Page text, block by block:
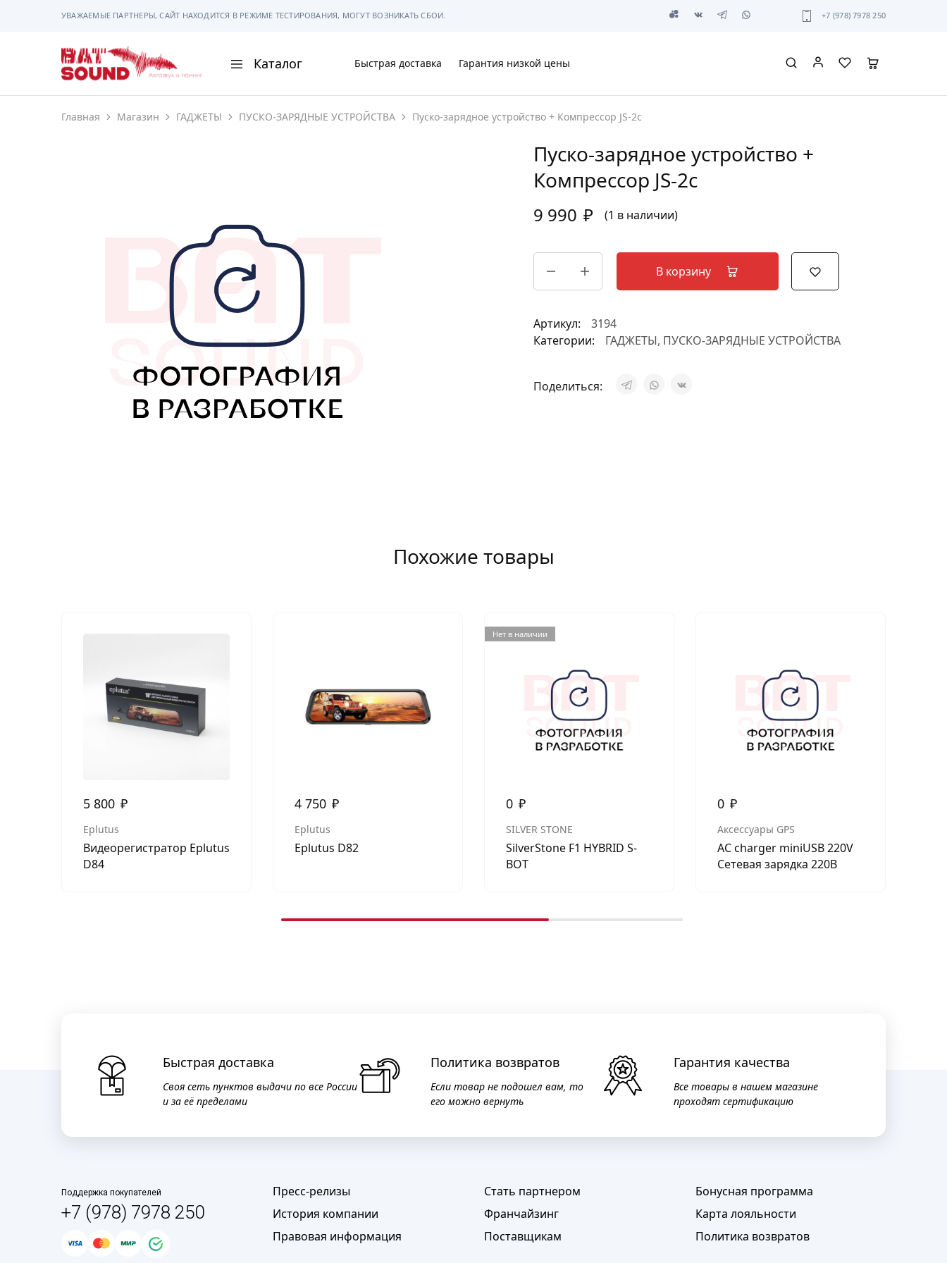
УВАЖАЕМЫЕ ПАРТНЕРЫ, САЙТ НАХОДИТСЯ В РЕЖИМЕ ТЕСТИРОВАНИЯ, МОГУТ ВОЗНИКАТЬ СБОИ. +7 (978) 7978 250
BAT
Sound
Каталог
АВТОМАГНИТОЛЫ
ГАДЖЕТЫ
СИГНАЛИЗАЦИИ
ПОМОЩЬ ПРИ ПАРКОВКЕ
МУЗЫКАЛЬНЫЕ АКСЕССУАРЫ
САБВУФЕРЫ
ШУМОИЗОЛЯЦИЯ
Быстрая доставка Гарантия низкой цены
Главная Магазин ГАДЖЕТЫ ПУСКО-ЗАРЯДНЫЕ УСТРОЙСТВА Пуско-зарядное устройство + Компрессор JS-2с
Пуско-зарядное устройство +
Компрессор JS-2с
9 990 ₽ (1 в наличии)
В корзину
Артикул:
3194
Категории:
ГАДЖЕТЫ, ПУСКО-ЗАРЯДНЫЕ УСТРОЙСТВА
Поделиться:
Похожие товары
5 800 ₽
Eplutus
Видеорегистратор Eplutus
D84
4 750 ₽
Eplutus
Eplutus D82
Нет в наличии
0 ₽
SILVER STONE
SilverStone F1 HYBRID S-
BOT
0 ₽
Аксессуары GPS
AC charger miniUSB 220V
Сетевая зарядка 220В
Быстрая доставка
Своя сеть пунктов выдачи по все России
и за её пределами
Политика возвратов
Если товар не подошел вам, то
его можно вернуть
Гарантия качества
Все товары в нашем магазине
проходят сертификацию
Поддержка покупателей
+7 (978) 7978 250
Пресс-релизы
История компании
Правовая информация
Стать партнером
Франчайзинг
Поставщикам
Бонусная программа
Карта лояльности
Политика возвратов